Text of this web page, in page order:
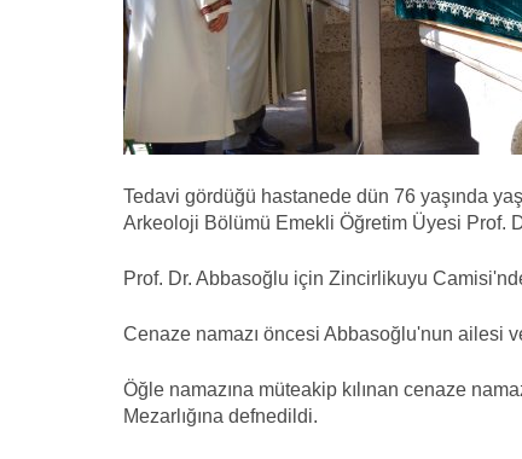
Tedavi gördüğü hastanede dün 76 yaşında
Arkeoloji Bölümü Emekli Öğretim Üyesi Prof.
Prof. Dr. Abbasoğlu için Zincirlikuyu
Cenaze namazı öncesi Abbasoğlu'nun ailesi
Öğle namazına müteakip kılınan cenaze
Mezarlığına defnedildi.